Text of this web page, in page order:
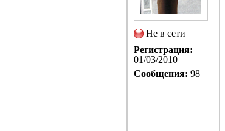
Не в сети
Регистрация:
01/03/2010
Сообщения: 98